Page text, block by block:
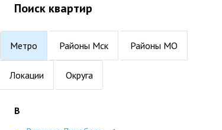
Поиск квартир
Метро Районы Мск Районы МО
Локации Округа
В